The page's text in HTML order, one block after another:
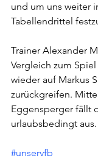
und um uns weiter
Tabellendrittel
Trainer Alexander
Vergleich zum
wieder auf Markus
zurückgreifen.
Eggensperger fällt
urlaubsbedingt aus.
#unservfb